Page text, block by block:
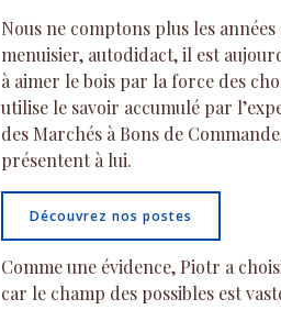
Nous ne comptons plus les
menuisier, autodidact, il est
à aimer le bois par la force des
utilise le savoir accumulé par
des Marchés à Bons de
présentent à lui.
Découvrez nos postes
Comme une évidence, Piotr a
car le champ des possibles est